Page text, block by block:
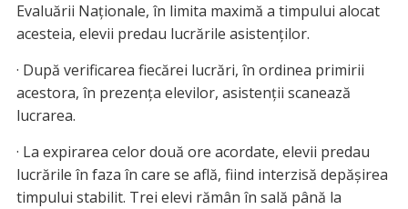
Evaluării Naţionale, în limita maximă a timpului alocat
acesteia, elevii predau lucrările asistenţilor.
· După verificarea fiecărei lucrări, în ordinea primirii
acestora, în prezenţa elevilor, asistenţii scanează
lucrarea.
· La expirarea celor două ore acordate, elevii predau
lucrările în faza în care se află, fiind interzisă depăşirea
timpului stabilit. Trei elevi rămân în sală până la